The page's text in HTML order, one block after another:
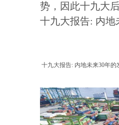
势，因此十九大
十九大报告: 内地
十九大报告: 内地未来30年的